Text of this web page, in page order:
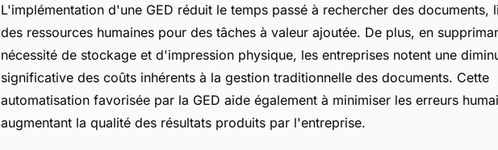
L'implémentation d'une GED réduit le temps passé à rechercher des documents,
des ressources humaines pour des tâches à valeur ajoutée. De plus, en
nécessité de stockage et d'impression physique, les entreprises notent une
significative des coûts inhérents à la gestion traditionnelle des documents. Cette
automatisation favorisée par la GED aide également à minimiser les erreurs
augmentant la qualité des résultats produits par l'entreprise.